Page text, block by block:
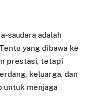
saudara adalah
yang dibawa ke
prestasi, tetapi
keluarga, dan
untuk menjaga